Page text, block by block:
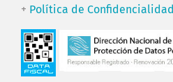
+ Política de Confidencialidad